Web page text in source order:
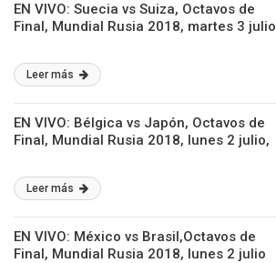
EN VIVO: Suecia vs Suiza, Octavos de
Final, Mundial Rusia 2018, martes 3 julio
Leer más
EN VIVO: Bélgica vs Japón, Octavos de
Final, Mundial Rusia 2018, lunes 2 julio,
Leer más
EN VIVO: México vs Brasil,Octavos de
Final, Mundial Rusia 2018, lunes 2 julio